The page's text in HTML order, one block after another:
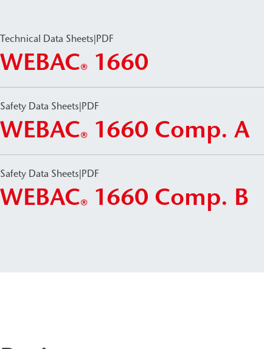
Technical Data Sheets|PDF
WEBAC® 1660
Safety Data Sheets|PDF
WEBAC® 1660 Comp. A
Safety Data Sheets PDF
WEBAC® 1660 Comp. B